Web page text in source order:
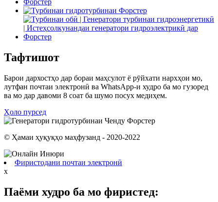
Тафтишот
Барои дархостҳо дар бораи маҳсулот ё рӯйхати нархҳои мо,
лутфан почтаи электронӣ ва WhatsApp-и худро ба мо гузоред
ва мо дар давоми 8 соат ба шумо посух медиҳем.
Ҳоло пурсед
© Ҳамаи ҳуқуқҳо маҳфузанд - 2020-2022
Фиристодани почтаи электронӣ
x
Паёми худро ба мо фиристед: